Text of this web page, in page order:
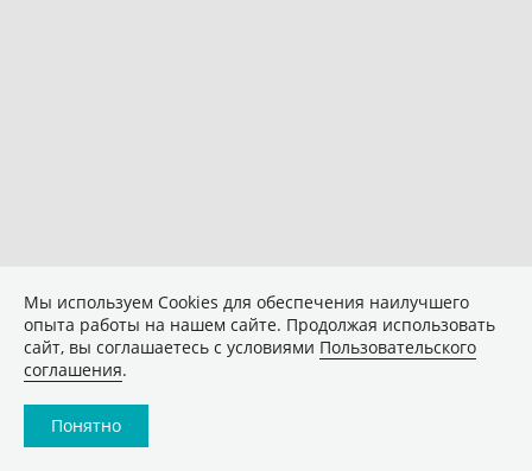
Мы используем Сookies для обеспечения наилучшего
опыта работы на нашем сайте. Продолжая использовать
сайт, вы соглашаетесь с условиями Пользовательского
соглашения.
Понятно